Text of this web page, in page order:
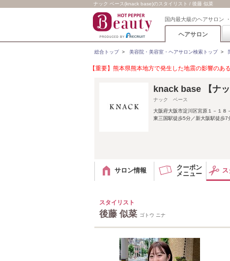
ナック ベース(knack base)のスタイリスト / 後藤 似菜
国内最大級のヘアサロン
ヘアサロン
総合トップ> 美容院・美容室・ヘアサロン検索トップ>
【重要】熊本県熊本地方で発生した地震の影響のあ
knack base 【ナッ
ナック ベース
大阪府大阪市淀川区宮原１－１８
東三国駅徒歩5分／新大阪駅徒歩
サロン情報
クーポン
メニュー
ス
スタイリスト
後藤 似菜 ゴトウ ニナ